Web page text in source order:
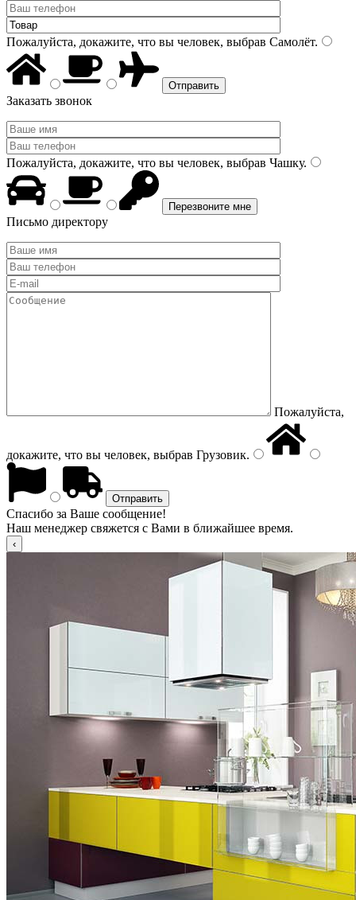
Пожалуйста, докажите, что вы человек, выбрав Самолёт.
Заказать звонок
Пожалуйста, докажите, что вы человек, выбрав Чашку.
Письмо директору
Пожалуйста,
докажите, что вы человек, выбрав Грузовик.
Спасибо за Ваше сообщение!
Наш менеджер свяжется с Вами в ближайшее время.